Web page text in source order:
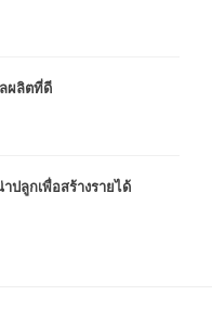
ผลิตที่ดี
ลูกเพื่อสร้างรายได้